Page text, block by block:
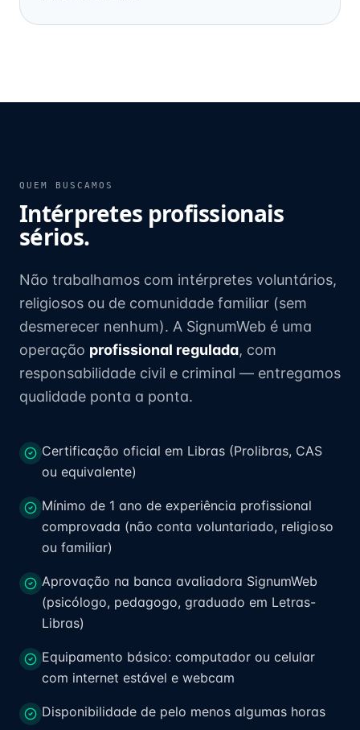
QUEM BUSCAMOS
Intérpretes profissionais
sérios.
Não trabalhamos com intérpretes voluntários,
religiosos ou de comunidade familiar (sem
desmerecer nenhum). A SignumWeb é uma
operação profissional regulada, com
responsabilidade civil e criminal — entregamos
qualidade ponta a ponta.
Certificação oficial em Libras (Prolibras, CAS
ou equivalente)
Mínimo de 1 ano de experiência profissional
comprovada (não conta voluntariado, religioso
ou familiar)
Aprovação na banca avaliadora SignumWeb
(psicólogo, pedagogo, graduado em Letras-
Libras)
Equipamento básico: computador ou celular
com internet estável e webcam
Disponibilidade de pelo menos algumas horas